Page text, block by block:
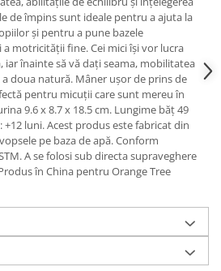
de împins sunt ideale pentru a ajuta la
și pentru a pune bazele
motricității fine. Cei mici își vor lucra
iar înainte să vă dați seama, mobilitatea
doua natură. Mâner ușor de prins de
pentru micuții care sunt mereu în
9.6 x 8.7 x 18.5 cm. Lungime băț 49
luni. Acest produs este fabricat din
pe baza de apă. Conform
A se folosi sub directa supraveghere
în China pentru Orange Tree